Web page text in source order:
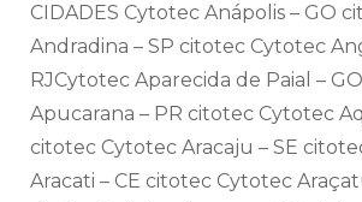
CIDADES Cytotec Anápolis – GO
Andradina – SP citotec Cytotec
RJCytotec Aparecida de Paial –
Apucarana – PR citotec Cytotec
citotec Cytotec Aracaju – SE
Aracati – CE citotec Cytotec